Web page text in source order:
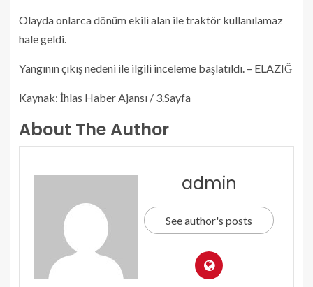
Olayda onlarca dönüm ekili alan ile traktör kullanılamaz
hale geldi.
Yangının çıkış nedeni ile ilgili inceleme başlatıldı. – ELAZIĞ
Kaynak: İhlas Haber Ajansı / 3.Sayfa
About The Author
admin
See author's posts